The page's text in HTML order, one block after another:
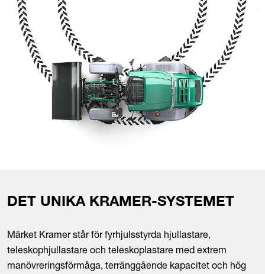
DET UNIKA KRAMER-SYSTEMET
Märket Kramer står för fyrhjulsstyrda hjullastare,
teleskophjullastare och teleskoplastare med extrem
manövreringsförmåga, terränggående kapacitet och hög